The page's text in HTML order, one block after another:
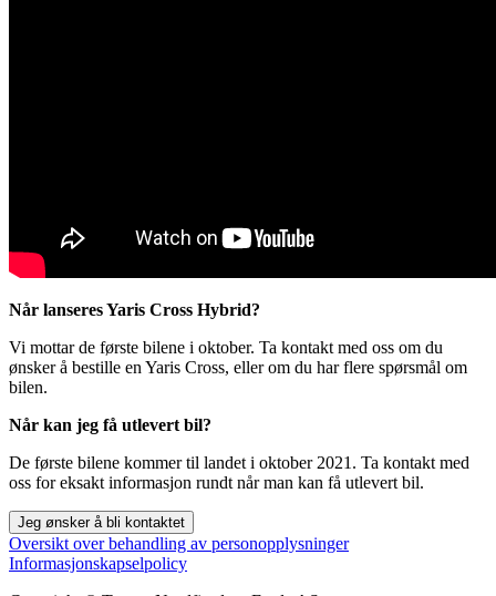
Når lanseres Yaris Cross Hybrid?
Vi mottar de første bilene i oktober. Ta kontakt med oss om du
ønsker å bestille en Yaris Cross, eller om du har flere spørsmål om
bilen.
Når kan jeg få utlevert bil?
De første bilene kommer til landet i oktober 2021. Ta kontakt med
oss for eksakt informasjon rundt når man kan få utlevert bil.
Jeg ønsker å bli kontaktet
Oversikt over behandling av personopplysninger
Informasjonskapselpolicy